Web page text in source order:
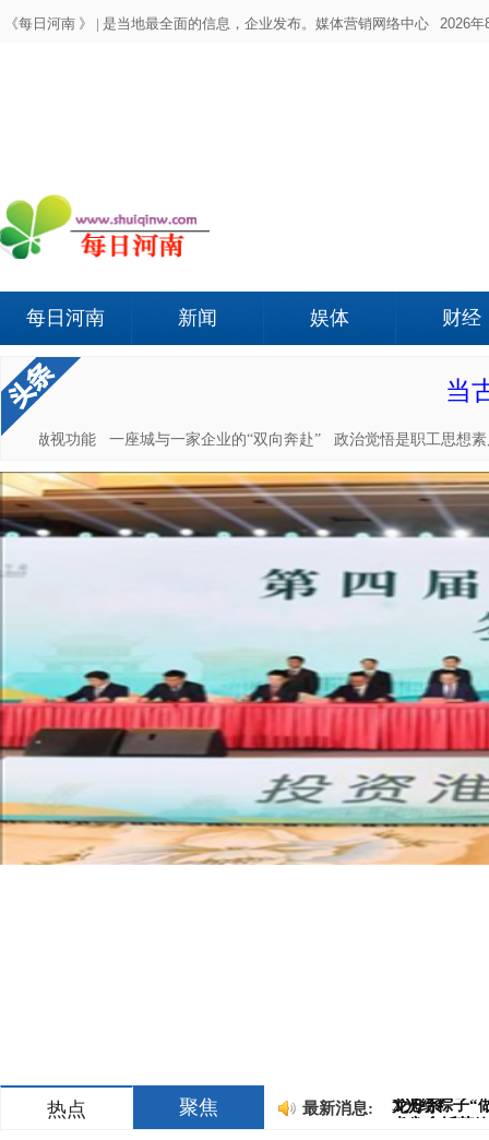
《每日河南 》 | 是当地最全面的信息，企业发布。媒体营销网络中心 2026
每日河南 新闻 娱体 财经
当
要做视功能 一座城与一家企业的“双向奔赴” 政治觉悟是职工思想素
热点 聚焦 最新消息: 质检官
中之杰斩获